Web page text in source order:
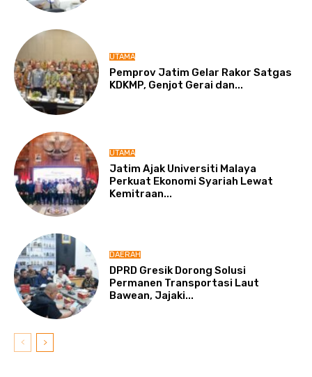
UTAMA
Pemprov Jatim Gelar Rakor Satgas
KDKMP, Genjot Gerai dan...
UTAMA
Jatim Ajak Universiti Malaya
Perkuat Ekonomi Syariah Lewat
Kemitraan...
DAERAH
DPRD Gresik Dorong Solusi
Permanen Transportasi Laut
Bawean, Jajaki...